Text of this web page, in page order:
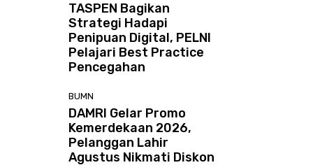
TASPEN Bagikan
Strategi Hadapi
Penipuan Digital, PELNI
Pelajari Best Practice
Pencegahan
BUMN
DAMRI Gelar Promo
Kemerdekaan 2026,
Pelanggan Lahir
Agustus Nikmati Diskon